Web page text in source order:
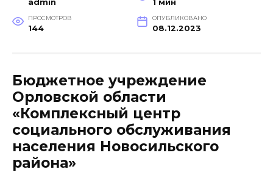
admin 1 мин
ПРОСМОТРОВ
144
ОПУБЛИКОВАНО
08.12.2023
Бюджетное учреждение
Орловской области
«Комплексный центр
социального обслуживания
населения Новосильского
района»